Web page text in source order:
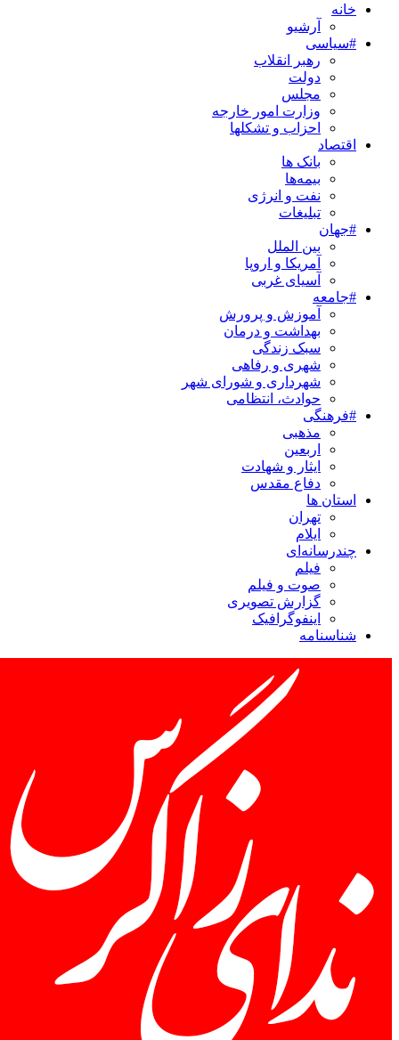
خانه
آرشیو
#سیاسی
رهبر انقلاب
دولت
مجلس
وزارت امور خارجه
احزاب و تشکلها
اقتصاد
بانک ها
بیمه‌ها
نفت و انرژی
تبلیغات
#جهان
بین الملل
آمریکا و اروپا
آسیای غربی
#جامعه
آموزش و پرورش
بهداشت و درمان
سبک زندگی
شهری و رفاهی
شهرداری و شورای شهر
حوادث، انتظامی
#فرهنگی
مذهبی
اربعین
ایثار و شهادت
دفاع مقدس
استان ها
تهران
ایلام
چندرسانه‌ای
فیلم
صوت و فیلم
گزارش تصویری
اینفوگرافیک
شناسنامه